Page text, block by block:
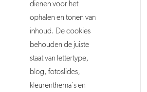
dienen voor het
ophalen en tonen van
inhoud. De cookies
behouden de juiste
staat van lettertype,
blog, fotoslides,
kleurenthema's en